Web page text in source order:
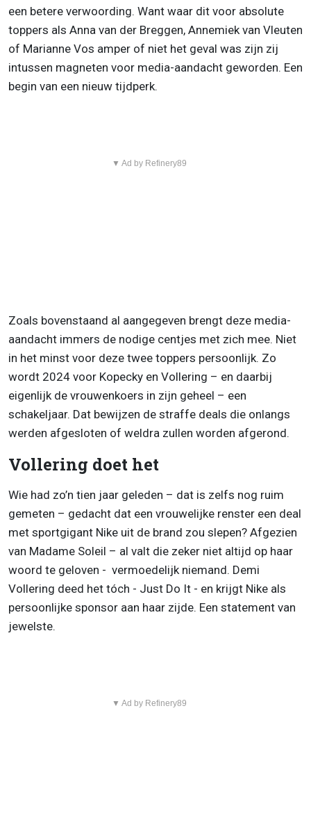
een betere verwoording. Want waar dit voor absolute
toppers als Anna van der Breggen, Annemiek van Vleuten
of Marianne Vos amper of niet het geval was zijn zij
intussen magneten voor media-aandacht geworden. Een
begin van een nieuw tijdperk.
▼ Ad by Refinery89
Zoals bovenstaand al aangegeven brengt deze media-
aandacht immers de nodige centjes met zich mee. Niet
in het minst voor deze twee toppers persoonlijk. Zo
wordt 2024 voor Kopecky en Vollering – en daarbij
eigenlijk de vrouwenkoers in zijn geheel – een
schakeljaar. Dat bewijzen de straffe deals die onlangs
werden afgesloten of weldra zullen worden afgerond.
Vollering doet het
Wie had zo’n tien jaar geleden – dat is zelfs nog ruim
gemeten – gedacht dat een vrouwelijke renster een deal
met sportgigant Nike uit de brand zou slepen? Afgezien
van Madame Soleil – al valt die zeker niet altijd op haar
woord te geloven - vermoedelijk niemand. Demi
Vollering deed het tóch - Just Do It - en krijgt Nike als
persoonlijke sponsor aan haar zijde. Een statement van
jewelste.
▼ Ad by Refinery89